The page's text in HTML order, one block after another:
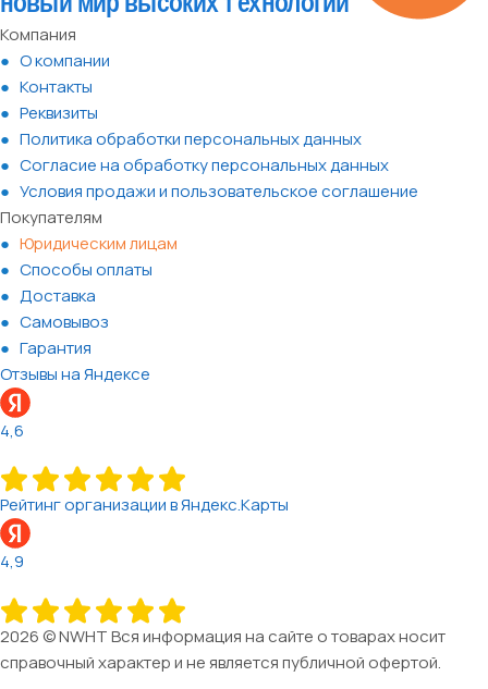
Компания
О компании
Контакты
Реквизиты
Политика обработки персональных данных
Согласие на обработку персональных данных
Условия продажи и пользовательское соглашение
Покупателям
Юридическим лицам
Способы оплаты
Доставка
Самовывоз
Гарантия
Отзывы на Яндексе
4,6
Рейтинг организации в Яндекс.Карты
4,9
2026 © NWHT Вся информация на сайте о товарах носит
справочный характер и не является публичной офертой.